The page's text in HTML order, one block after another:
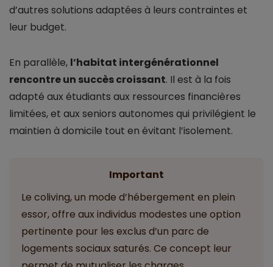
d’autres solutions adaptées à leurs contraintes et
leur budget.
En parallèle, l’habitat intergénérationnel
rencontre un succès croissant. Il est à la fois
adapté aux étudiants aux ressources financières
limitées, et aux seniors autonomes qui privilégient le
maintien à domicile tout en évitant l’isolement.
Important
Le coliving, un mode d’hébergement en plein
essor, offre aux individus modestes une option
pertinente pour les exclus d’un parc de
logements sociaux saturés. Ce concept leur